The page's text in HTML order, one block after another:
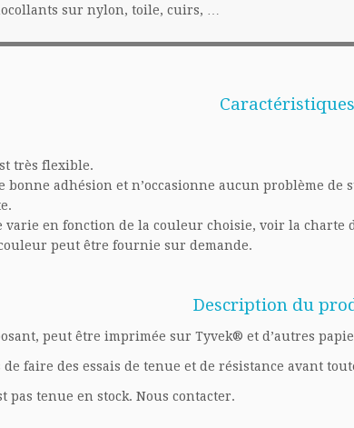
sur nylon, toile, cuirs, …
Caractéristiques
très flexible.
bonne adhésion et n’occasionne aucun problème de
varie en fonction de la couleur choisie, voir la charte
peut être fournie sur demande.
Description du
peut être imprimée sur Tyvek® et d’autres
de faire des essais de tenue et de résistance avant
pas tenue en stock. Nous contacter.